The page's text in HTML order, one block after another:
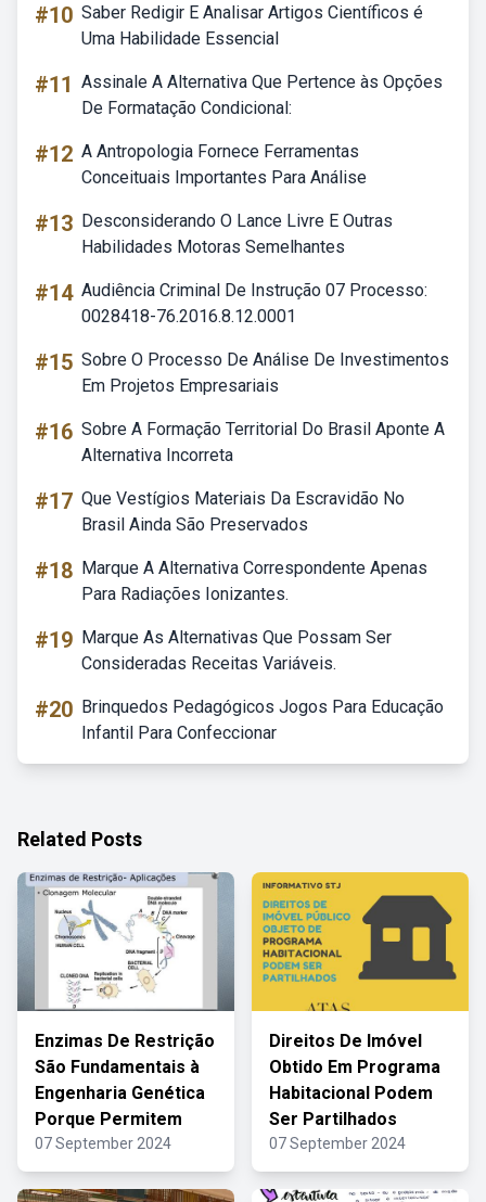
#10 Saber Redigir E Analisar Artigos Científicos é
Uma Habilidade Essencial
#11 Assinale A Alternativa Que Pertence às Opções
De Formatação Condicional:
#12 A Antropologia Fornece Ferramentas
Conceituais Importantes Para Análise
#13 Desconsiderando O Lance Livre E Outras
Habilidades Motoras Semelhantes
#14 Audiência Criminal De Instrução 07 Processo:
0028418-76.2016.8.12.0001
#15 Sobre O Processo De Análise De Investimentos
Em Projetos Empresariais
#16 Sobre A Formação Territorial Do Brasil Aponte A
Alternativa Incorreta
#17 Que Vestígios Materiais Da Escravidão No
Brasil Ainda São Preservados
#18 Marque A Alternativa Correspondente Apenas
Para Radiações Ionizantes.
#19 Marque As Alternativas Que Possam Ser
Consideradas Receitas Variáveis.
#20 Brinquedos Pedagógicos Jogos Para Educação
Infantil Para Confeccionar
Related Posts
Enzimas De Restrição
São Fundamentais à
Engenharia Genética
Porque Permitem
07 September 2024
Direitos De Imóvel
Obtido Em Programa
Habitacional Podem
Ser Partilhados
07 September 2024